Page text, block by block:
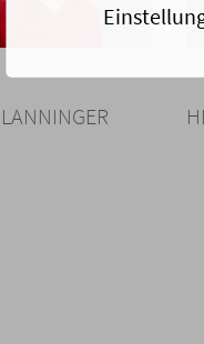
Link
zum